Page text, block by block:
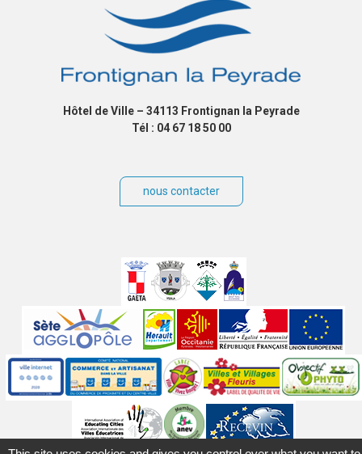
Hôtel de Ville – 34113 Frontignan la Peyrade
Tél : 04 67 18 50 00
nous contacter
partenaires
Labels